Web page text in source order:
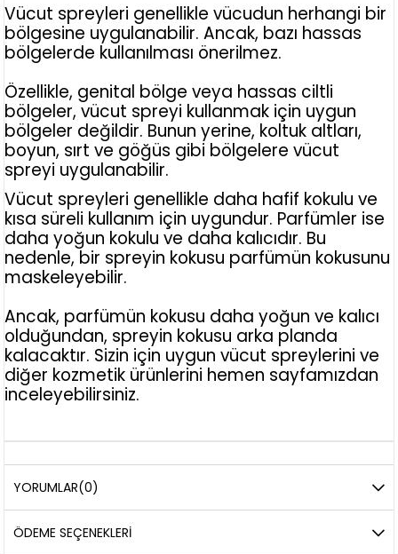
Vücut spreyleri genellikle vücudun herhangi bir
bölgesine uygulanabilir. Ancak, bazı hassas
bölgelerde kullanılması önerilmez.
Özellikle, genital bölge veya hassas ciltli
bölgeler, vücut spreyi kullanmak için uygun
bölgeler değildir. Bunun yerine, koltuk altları,
boyun, sırt ve göğüs gibi bölgelere vücut
spreyi uygulanabilir.
Vücut spreyleri genellikle daha hafif kokulu ve
kısa süreli kullanım için uygundur. Parfümler ise
daha yoğun kokulu ve daha kalıcıdır. Bu
nedenle, bir spreyin kokusu parfümün kokusunu
maskeleyebilir.
Ancak, parfümün kokusu daha yoğun ve kalıcı
olduğundan, spreyin kokusu arka planda
kalacaktır. Sizin için uygun vücut spreylerini ve
diğer kozmetik ürünlerini hemen sayfamızdan
inceleyebilirsiniz.
YORUMLAR(0)
ÖDEME SEÇENEKLERI